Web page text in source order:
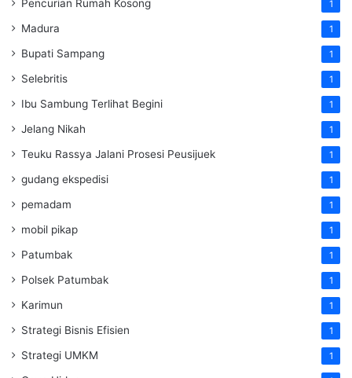
Pencurian Rumah Kosong 1
Madura 1
Bupati Sampang 1
Selebritis 1
Ibu Sambung Terlihat Begini 1
Jelang Nikah 1
Teuku Rassya Jalani Prosesi Peusijuek 1
gudang ekspedisi 1
pemadam 1
mobil pikap 1
Patumbak 1
Polsek Patumbak 1
Karimun 1
Strategi Bisnis Efisien 1
Strategi UMKM 1